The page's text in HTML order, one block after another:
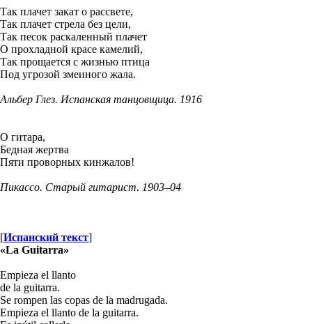
Так плачет закат о рассвете,
Так плачет стрела без цели,
Так песок раскаленный плачет
О прохладной красе камелий,
Так прощается с жизнью птица
Под угрозой змеиного жала.
Альбер Глез. Испанская танцовщица. 1916
О гитара,
Бедная жертва
Пяти проворных кинжалов!
Пикассо. Старый гитарист. 1903–04
[Испанский текст]
«La Guitarra»
Empieza el llanto
de la guitarra.
Se rompen las copas de la madrugada.
Empieza el llanto de la guitarra.